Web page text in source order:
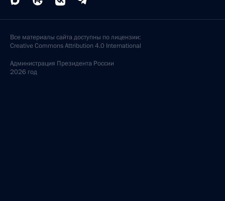
Все материалы сайта доступны по лицензии:
Creative Commons Attribution 4.0 International
Администрация Президента России
2026 год